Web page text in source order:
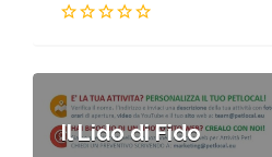
Il Lido di Fido